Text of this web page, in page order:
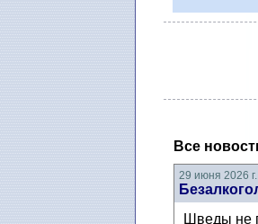
Все
29 июня 2026 г.
Шведы не